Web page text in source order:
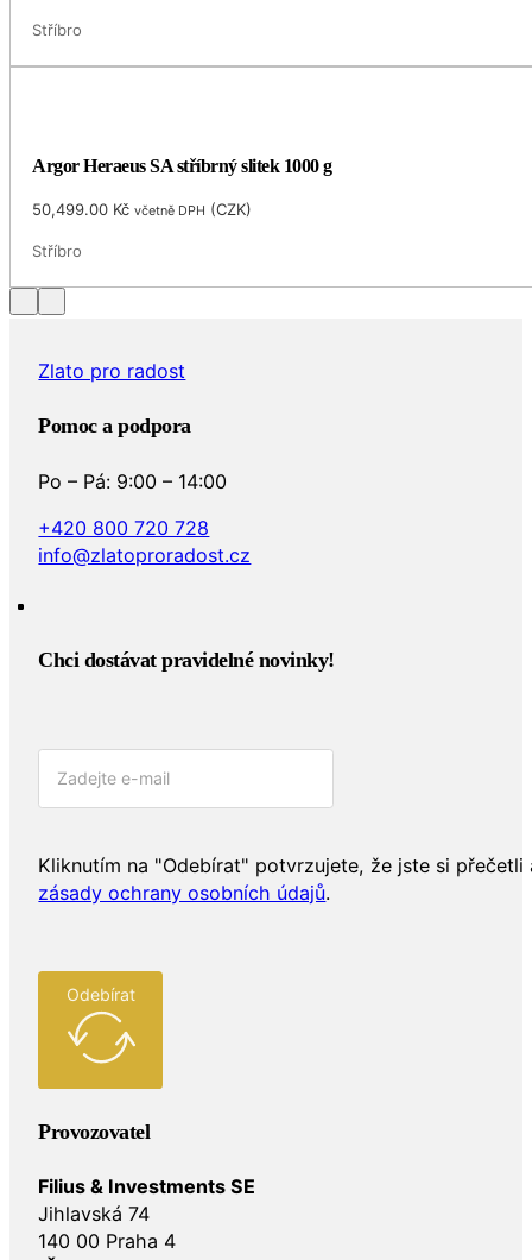
Stříbro
Argor Heraeus SA stříbrný slitek 1000 g
50,499.00 Kč včetně DPH (CZK)
Stříbro
Zlato pro radost
Pomoc a podpora
Po – Pá: 9:00 – 14:00
+420 800 720 728
info@zlatoproradost.cz
Chci dostávat pravidelné novinky!​
Kliknutím na "Odebírat" potvrzujete, že jste si přečetli
zásady ochrany osobních údajů.
Odebírat
Provozovatel
Filius & Investments SE
Jihlavská 74
140 00 Praha 4